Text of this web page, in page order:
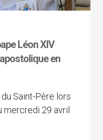
Léon XIV
en
Saint-Père lors
mercredi 29 avril